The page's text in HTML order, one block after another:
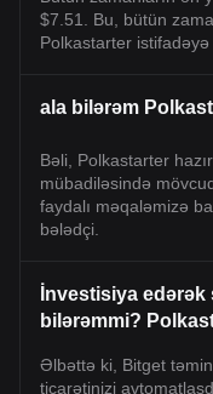
$7.51. Bu, bütün
Polkastarter istifadəyə
ala bilərəm
Bəli, Polkastarter
mübadiləsində
faydalı məqaləmizə
bələdçi.
İnvestisiya
bilərəmmi?
Əlbəttə ki, Bitget
ticarətinizi